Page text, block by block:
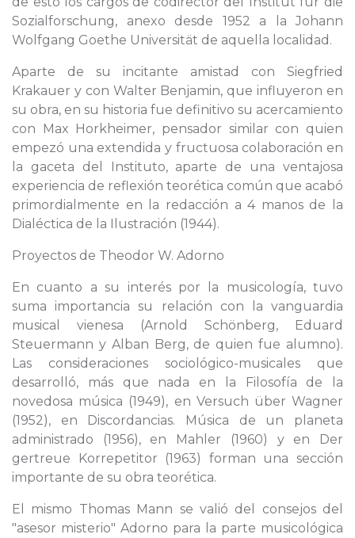
Sozialforschung, anexo desde 1952 a la Johann
Wolfgang Goethe Universität de aquella localidad.
Aparte de su incitante amistad con Siegfried
Krakauer y con Walter Benjamin, que influyeron en
su obra, en su historia fue definitivo su acercamiento
con Max Horkheimer, pensador similar con quien
empezó una extendida y fructuosa colaboración en
la gaceta del Instituto, aparte de una ventajosa
experiencia de reflexión teorética común que acabó
primordialmente en la redacción a 4 manos de la
Dialéctica de la Ilustración (1944).
Proyectos de Theodor W. Adorno
En cuanto a su interés por la musicología, tuvo
suma importancia su relación con la vanguardia
musical vienesa (Arnold Schönberg, Eduard
Steuermann y Alban Berg, de quien fue alumno).
Las consideraciones sociológico-musicales que
desarrolló, más que nada en la Filosofía de la
novedosa música (1949), en Versuch über Wagner
(1952), en Discordancias. Música de un planeta
administrado (1956), en Mahler (1960) y en Der
gertreue Korrepetitor (1963) forman una sección
importante de su obra teorética.
El mismo Thomas Mann se valió del consejos del
"asesor misterio" Adorno para la parte musicológica